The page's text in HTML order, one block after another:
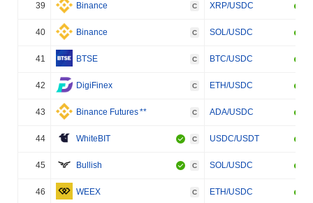
39 Binance C XRP/USDC
40 Binance C SOL/USDC
41 BTSE C BTC/USDC
42 DigiFinex C ETH/USDC
43 Binance Futures** C ADA/USDC
44 WhiteBIT C USDC/USDT
45 Bullish C SOL/USDC
46 WEEX C ETH/USDC